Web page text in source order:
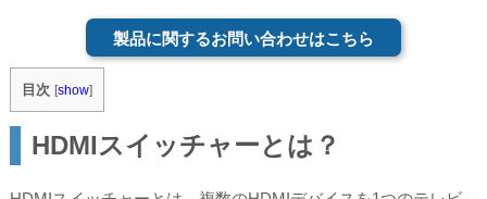
製品に関するお問い合わせはこちら
目次 [show]
HDMIスイッチャーとは？